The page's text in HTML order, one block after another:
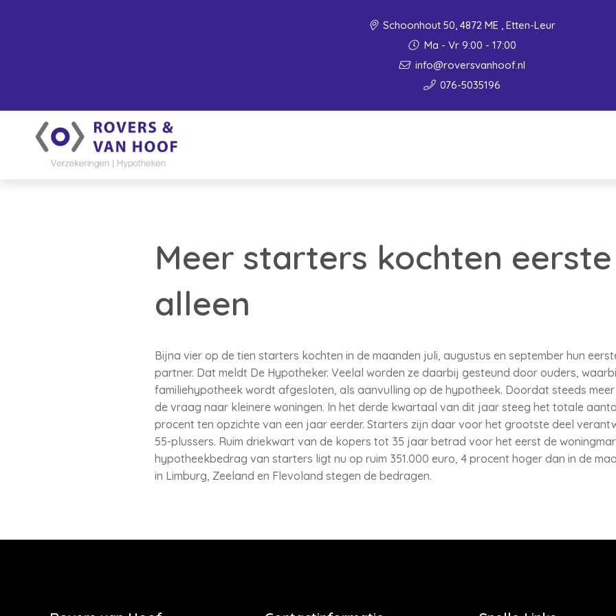
Schoonhout 50, 4872 ME , Etten-Leur
Ma - Vr 9:00 - 17:00
info@roversvanhoof.nl
076-5035196
Meer starters kochten eerste
alleen
Bijna vier op de tien starters kochten in de maanden juli, augustus en september hun
partner. Dat meldt De Hypotheker. Veelal worden ze daarbij gesteund door ouders,
familiehypotheek wordt afgesloten, als aanvulling op de hypotheek. Doordat steeds
de vraag naar kleinere woningen. In het derde kwartaal van dit jaar steeg het totale
procent ten opzichte van een jaar eerder. Starters zijn daar voor het grootste deel
55-plussers. Ruim driekwart van de kopers tot 35 jaar betrad voor het eerst de
hypotheekbedrag van starters ligt nu op ruim 351.000 euro, 4 procent hoger dan in de
in Limburg, Zeeland en Flevoland stegen de bedragen.